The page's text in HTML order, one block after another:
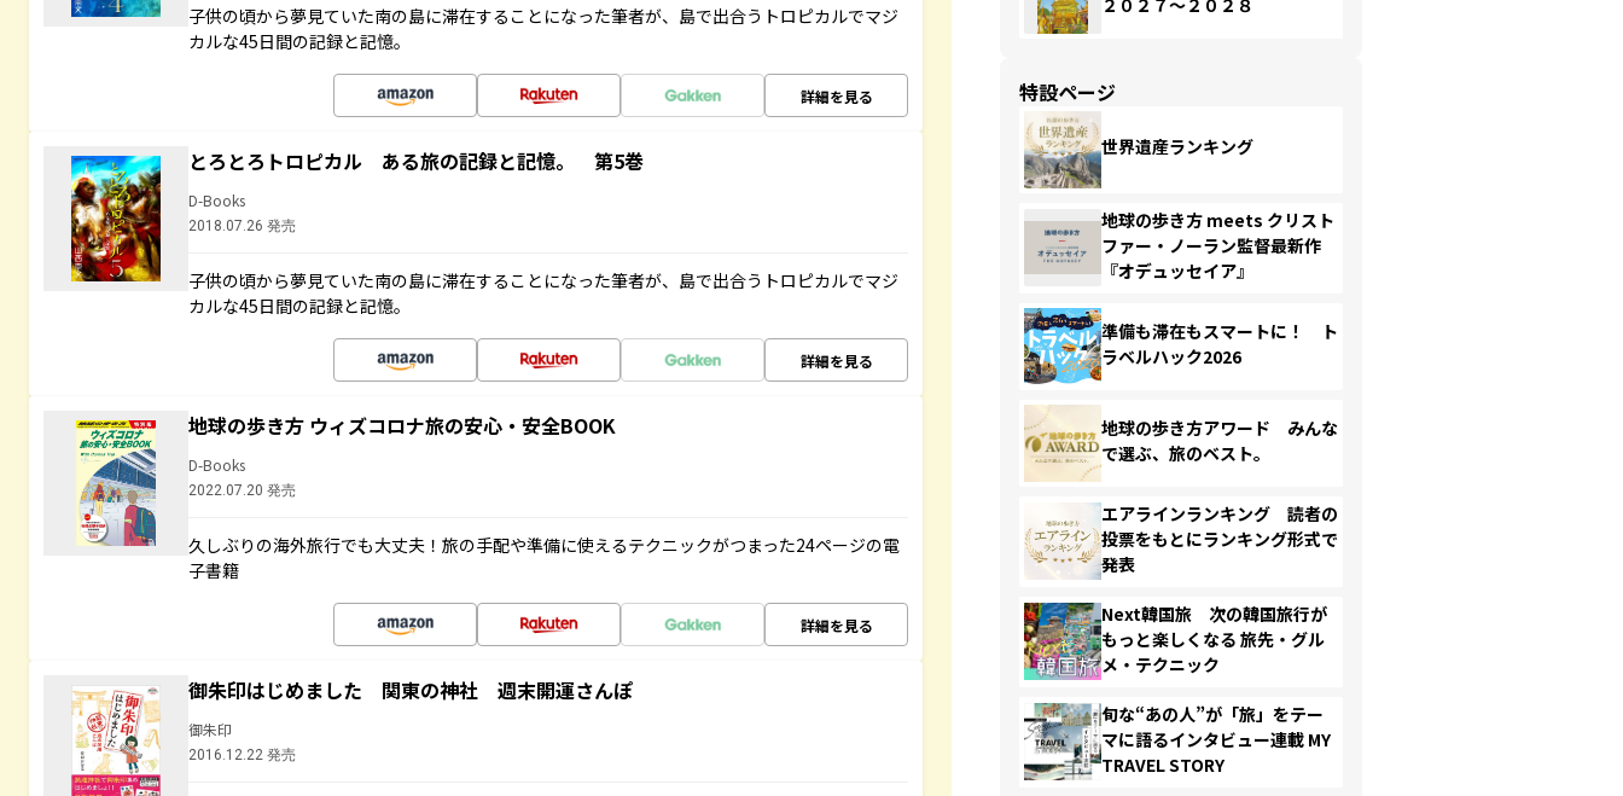
子供の頃から夢見ていた南の島に滞在することになった筆者が、島で出合うトロピカルでマジ
カルな45日間の記録と記憶。
詳細を見る
とろとろトロピカル ある旅の記録と記憶。 第5巻
D-Books
2018.07.26 発売
子供の頃から夢見ていた南の島に滞在することになった筆者が、島で出合うトロピカルでマジ
カルな45日間の記録と記憶。
詳細を見る
地球の歩き方 ウィズコロナ旅の安心・安全BOOK
D-Books
2022.07.20 発売
久しぶりの海外旅行でも大丈夫！旅の手配や準備に使えるテクニックがつまった24ページの電
子書籍
詳細を見る
御朱印はじめました 関東の神社 週末開運さんぽ
御朱印
2016.12.22 発売
特設ページ
世界遺産ランキング
地球の歩き方 meets クリスト
ファー・ノーラン監督最新作
『オデュッセイア』
準備も滞在もスマートに！ ト
ラベルハック2026
地球の歩き方アワード みんな
で選ぶ、旅のベスト。
エアラインランキング 読者の
投票をもとにランキング形式で
発表
Next韓国旅 次の韓国旅行が
もっと楽しくなる 旅先・グル
メ・テクニック
旬な“あの人”が「旅」をテー
マに語るインタビュー連載 MY
TRAVEL STORY